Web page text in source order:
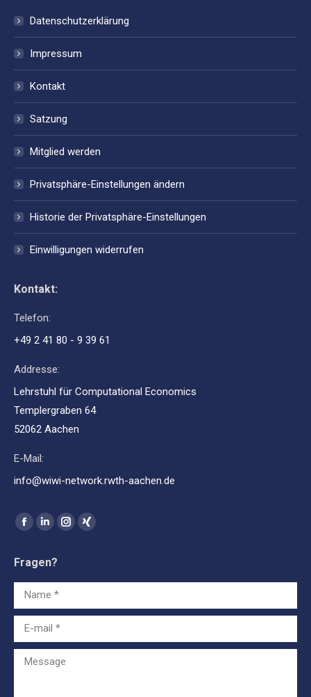
Datenschutzerklärung
Impressum
Kontakt
Satzung
Mitglied werden
Privatsphäre-Einstellungen ändern
Historie der Privatsphäre-Einstellungen
Einwilligungen widerrufen
Kontakt:
Telefon:
+49 2 41 80 - 9 39 61
Addresse:
Lehrstuhl für Computational Economics
Templergraben 64
52062 Aachen
E-Mail:
info@wiwi-network.rwth-aachen.de
Find us on:
Facebook
opens
in
new
Linkedin
opens
in
new
Instagram
in
XING
in
Fragen?
Name *
E-mail *
Message